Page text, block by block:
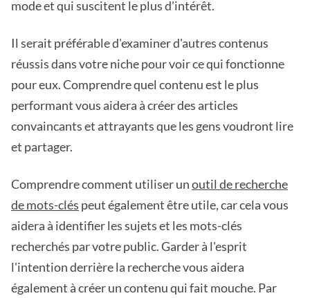
mode et qui suscitent le plus d'intérêt.
Il serait préférable d'examiner d'autres contenus
réussis dans votre niche pour voir ce qui fonctionne
pour eux. Comprendre quel contenu est le plus
performant vous aidera à créer des articles
convaincants et attrayants que les gens voudront lire
et partager.
Comprendre comment utiliser unoutil de recherche
de mots-clés peut également être utile, car cela vous
aidera à identifier les sujets et les mots-clés
recherchés par votre public. Garder à l'esprit
l'intention derrière la recherche vous aidera
également à créer un contenu qui fait mouche. Par